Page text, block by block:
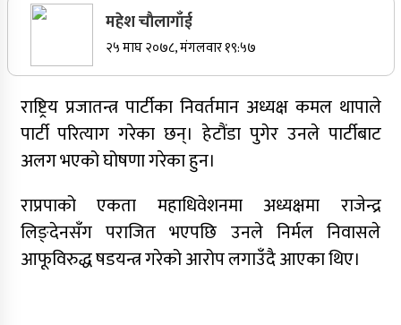
सर्वोच्चले खारेज गर्‍यो दानबहादुर बुढाको रिट,
पदमुक्तिको निर्णय कायम
सुर्खेतमा जिप दुर्घटना,१५ जना घाइते
जुम्लामा चरेससहित २१ वर्षीय युवक पक्राउ
महेश चाैलागाँई
२५ माघ २०७८, मंगलवार १९:५७
राष्ट्रिय प्रजातन्त्र पार्टीका निवर्तमान अध्यक्ष कमल थापाले
पार्टी परित्याग गरेका छन्। हेटौंडा पुगेर उनले पार्टीबाट
अलग भएको घोषणा गरेका हुन।
राप्रपाको एकता महाधिवेशनमा अध्यक्षमा राजेन्द्र
लिङ्देनसँग पराजित भएपछि उनले निर्मल निवासले
आफूविरुद्ध षडयन्त्र गरेको आरोप लगाउँदै आएका थिए।